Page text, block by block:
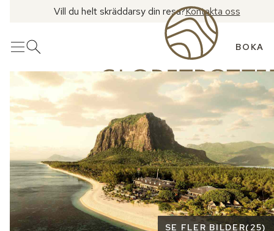
Vill du helt skräddarsy din resa?Kontakta oss
MenyÖppna sök BOKA
Se fler bilder
SE FLER BILDER(25)